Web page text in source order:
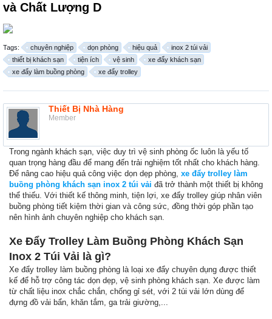
và Chất Lượng D
Tags: chuyên nghiệp dọn phòng hiệu quả
inox 2 túi vải
thiết bị khách sạn
tiện ích vệ sinh
xe đẩy khách sạn
xe đẩy làm buồng phòng
xe đẩy trolley
Thiết Bị Nhà Hàng
Member
Trong ngành khách sạn, việc duy trì vệ sinh phòng ốc luôn là yếu tố
quan trọng hàng đầu để mang đến trải nghiệm tốt nhất cho khách hàng.
Để nâng cao hiệu quả công việc dọn dẹp phòng, xe đẩy trolley làm
buồng phòng khách sạn inox 2 túi vải đã trở thành một thiết bị không
thể thiếu. Với thiết kế thông minh, tiện lợi, xe đẩy trolley giúp nhân viên
buồng phòng tiết kiệm thời gian và công sức, đồng thời góp phần tạo
nên hình ảnh chuyên nghiệp cho khách sạn.
Xe Đẩy Trolley Làm Buồng Phòng Khách Sạn
Inox 2 Túi Vải là gì?
Xe đẩy trolley làm buồng phòng là loại xe đẩy chuyên dụng được thiết
kế để hỗ trợ công tác dọn dẹp, vệ sinh phòng khách sạn. Xe được làm
từ chất liệu inox chắc chắn, chống gỉ sét, với 2 túi vải lớn dùng để
đựng đồ vải bẩn, khăn tắm, ga trải giường,...